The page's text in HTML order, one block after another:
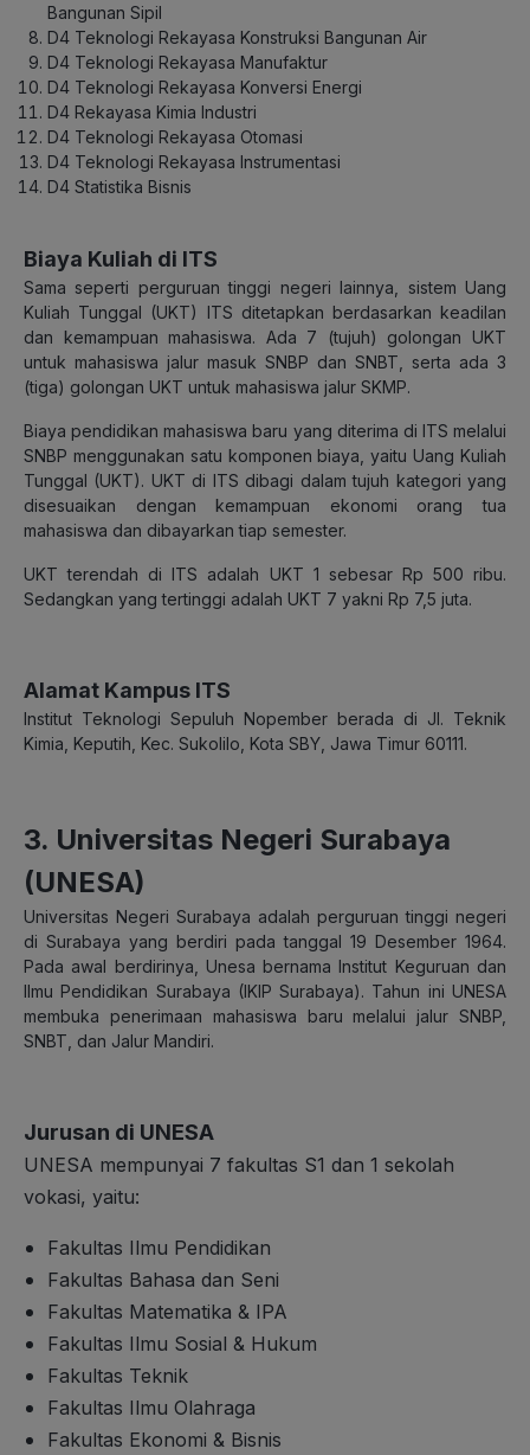
Bangunan Sipil
D4 Teknologi Rekayasa Konstruksi Bangunan Air
D4 Teknologi Rekayasa Manufaktur
D4 Teknologi Rekayasa Konversi Energi
D4 Rekayasa Kimia Industri
D4 Teknologi Rekayasa Otomasi
D4 Teknologi Rekayasa Instrumentasi
D4 Statistika Bisnis
Biaya Kuliah di ITS
Sama seperti perguruan tinggi negeri lainnya, sistem Uang
Kuliah Tunggal (UKT) ITS ditetapkan berdasarkan keadilan
dan kemampuan mahasiswa. Ada 7 (tujuh) golongan UKT
untuk mahasiswa jalur masuk SNBP dan SNBT, serta ada 3
(tiga) golongan UKT untuk mahasiswa jalur SKMP.
Biaya pendidikan mahasiswa baru yang diterima di ITS melalui
SNBP menggunakan satu komponen biaya, yaitu Uang Kuliah
Tunggal (UKT). UKT di ITS dibagi dalam tujuh kategori yang
disesuaikan dengan kemampuan ekonomi orang tua
mahasiswa dan dibayarkan tiap semester.
UKT terendah di ITS adalah UKT 1 sebesar Rp 500 ribu.
Sedangkan yang tertinggi adalah UKT 7 yakni Rp 7,5 juta.
Alamat Kampus ITS
Institut Teknologi Sepuluh Nopember berada di Jl. Teknik
Kimia, Keputih, Kec. Sukolilo, Kota SBY, Jawa Timur 60111.
3. Universitas Negeri Surabaya
(UNESA)
Universitas Negeri Surabaya adalah perguruan tinggi negeri
di Surabaya yang berdiri pada tanggal 19 Desember 1964.
Pada awal berdirinya, Unesa bernama Institut Keguruan dan
Ilmu Pendidikan Surabaya (IKIP Surabaya). Tahun ini UNESA
membuka penerimaan mahasiswa baru melalui jalur SNBP,
SNBT, dan Jalur Mandiri.
Jurusan di UNESA
UNESA mempunyai 7 fakultas S1 dan 1 sekolah
vokasi, yaitu:
Fakultas Ilmu Pendidikan
Fakultas Bahasa dan Seni
Fakultas Matematika & IPA
Fakultas Ilmu Sosial & Hukum
Fakultas Teknik
Fakultas Ilmu Olahraga
Fakultas Ekonomi & Bisnis